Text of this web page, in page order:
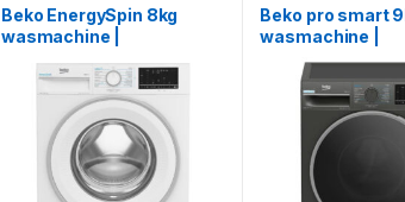
Beko EnergySpin 8kg
wasmachine |
Beko pro smart
wasmachine |
B3WM49410M2